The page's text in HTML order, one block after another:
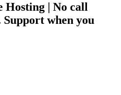
Hosting | No call
Support when you